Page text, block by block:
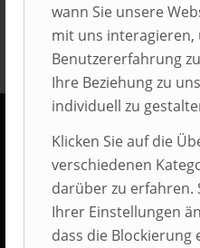
wann Sie unsere
mit uns interagieren,
Benutzererfahrung
Ihre Beziehung zu
individuell zu
Klicken Sie auf die
verschiedenen
darüber zu erfahren.
Ihrer Einstellungen
dass die Blockierung
KONTAKT
AUBI-plus GmbH
Weidehorst 116
D-32609 Hüllhorst